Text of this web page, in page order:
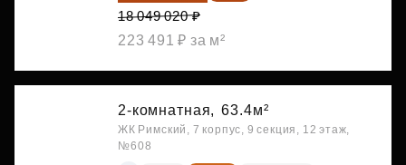
18 049 020 ₽
223 491 ₽ за м²
2-комнатная, 63.4м²
ЖК Римский, 7 корпус, 9 секция, 12 этаж,
№608